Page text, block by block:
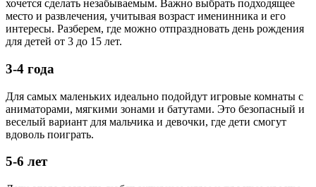
хочется сделать незабываемым. Важно выбрать подходящее
место и развлечения, учитывая возраст именинника и его
интересы. Разберем, где можно отпраздновать день рождения
для детей от 3 до 15 лет.
3-4 года
Для самых маленьких идеально подойдут игровые комнаты с
аниматорами, мягкими зонами и батутами. Это безопасный и
веселый вариант для мальчика и девочки, где дети смогут
вдоволь поиграть.
5-6 лет